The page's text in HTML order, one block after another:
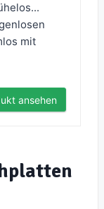
mit
ansehen